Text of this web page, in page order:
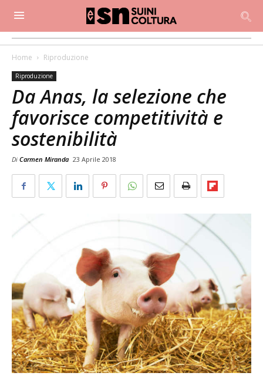
Home Riproduzione
Riproduzione
Da Anas, la selezione che
favorisce competitività e
sostenibilità
Di Carmen Miranda 23 Aprile 2018